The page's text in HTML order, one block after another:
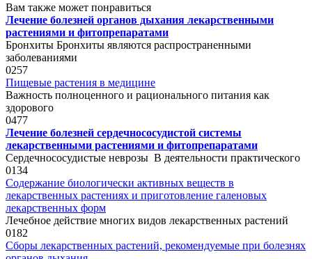
Вам также может понравиться
Лечение болезней органов дыхания лекарственными
растениями и фитопрепаратами
Бронхиты Бронхиты являются распространенными
заболеваниями
0257
Пищевые растения в медицине
Важность полноценного и рационального питания как
здорового
0477
Лечение болезней сердечнососудистой системы
лекарственными растениями и фитопрепаратами
Сердечнососудистые неврозы В деятельности практического
0134
Содержание биологически активных веществ в
лекарственных растениях и приготовление галеновых
лекарственных форм
Лечебное действие многих видов лекарственных растений
0182
Сборы лекарственных растений, рекомендуемые при болезнях